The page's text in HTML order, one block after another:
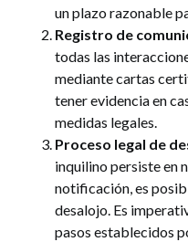
un plazo razonable
Registro de
todas las
mediante cartas
tener evidencia en
medidas legales.
Proceso legal de
inquilino persiste en
notificación, es
desalojo. Es
pasos establecidos